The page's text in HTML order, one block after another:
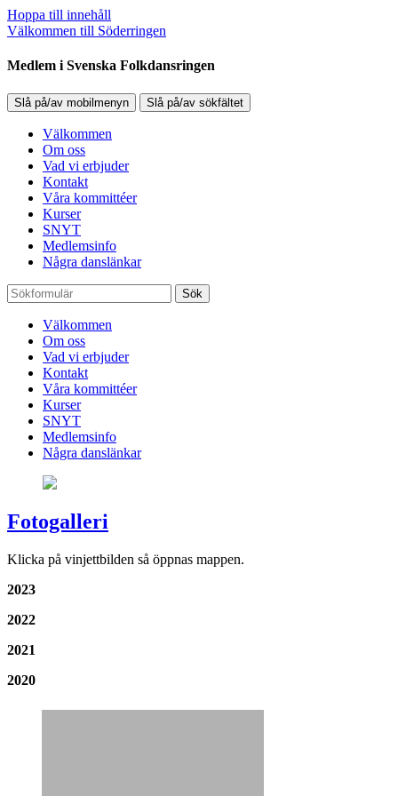
Hoppa till innehåll
Välkommen till Söderringen
Medlem i Svenska Folkdansringen
Slå på/av mobilmenyn Slå på/av sökfältet
Välkommen
Om oss
Vad vi erbjuder
Kontakt
Våra kommittéer
Kurser
SNYT
Medlemsinfo
Några danslänkar
Sök
Välkommen
Om oss
Vad vi erbjuder
Kontakt
Våra kommittéer
Kurser
SNYT
Medlemsinfo
Några danslänkar
Fotogalleri
Klicka på vinjettbilden så öppnas mappen.
2023
2022
2021
2020